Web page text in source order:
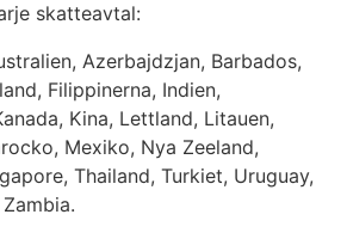
skatteavtal:
Azerbajdzjan, Barbados,
Filippinerna, Indien,
Kina, Lettland, Litauen,
Mexiko, Nya Zeeland,
Thailand, Turkiet, Uruguay,